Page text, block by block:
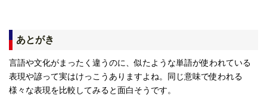
あとがき
言語や文化がまったく違うのに、似たような単語が使われている
表現や諺って実はけっこうありますよね。同じ意味で使われる
様々な表現を比較してみると面白そうです。